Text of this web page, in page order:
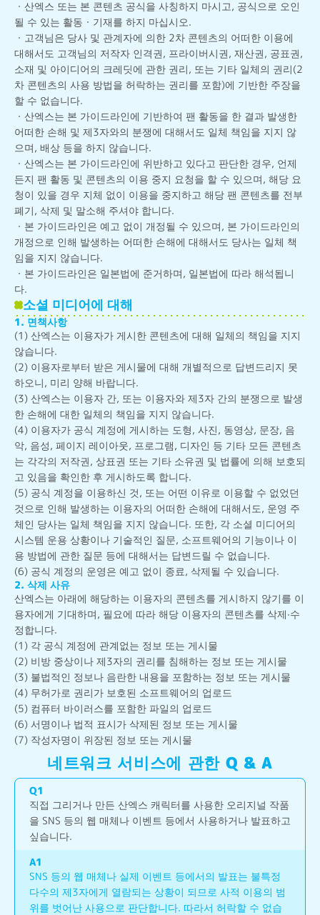
・산엑스 또는 본 콘텐츠 공식을 사칭하지 마시고, 공식으로 오인
될 수 있는 활동・기재를 하지 마십시오.
・고객님은 당사 및 관계자에 의한 2차 콘텐츠의 어떠한 이용에
대해서도 고객님의 저작자 인격권, 프라이버시권, 재산권, 공표권,
소재 및 아이디어의 크레딧에 관한 권리, 또는 기타 일체의 권리(2
차 콘텐츠의 사용 방법을 허락하는 권리를 포함)에 기반한 주장을
할 수 없습니다.
・산엑스는 본 가이드라인에 기반하여 팬 활동을 한 결과 발생한
어떠한 손해 및 제3자와의 분쟁에 대해서도 일체 책임을 지지 않
으며, 배상 등을 하지 않습니다.
・산엑스는 본 가이드라인에 위반하고 있다고 판단한 경우, 언제
든지 팬 활동 및 콘텐츠의 이용 중지 요청을 할 수 있으며, 해당 요
청이 있을 경우 지체 없이 이용을 중지하고 해당 팬 콘텐츠를 전부
폐기, 삭제 및 말소해 주셔야 합니다.
・본 가이드라인은 예고 없이 개정될 수 있으며, 본 가이드라인의
개정으로 인해 발생하는 어떠한 손해에 대해서도 당사는 일체 책
임을 지지 않습니다.
・본 가이드라인은 일본법에 준거하며, 일본법에 따라 해석됩니
다.
소셜 미디어에 대해
1. 면책사항
(1) 산엑스는 이용자가 게시한 콘텐츠에 대해 일체의 책임을 지지
않습니다.
(2) 이용자로부터 받은 게시물에 대해 개별적으로 답변드리지 못
하오니, 미리 양해 바랍니다.
(3) 산엑스는 이용자 간, 또는 이용자와 제3자 간의 분쟁으로 발생
한 손해에 대한 일체의 책임을 지지 않습니다.
(4) 이용자가 공식 계정에 게시하는 도형, 사진, 동영상, 문장, 음
악, 음성, 페이지 레이아웃, 프로그램, 디자인 등 기타 모든 콘텐츠
는 각각의 저작권, 상표권 또는 기타 소유권 및 법률에 의해 보호되
고 있음을 확인한 후 게시하도록 합니다.
(5) 공식 계정을 이용하신 것, 또는 어떤 이유로 이용할 수 없었던
것으로 인해 발생하는 이용자의 어떠한 손해에 대해서도, 운영 주
체인 당사는 일체 책임을 지지 않습니다. 또한, 각 소셜 미디어의
시스템 운용 상황이나 기술적인 질문, 소프트웨어의 기능이나 이
용 방법에 관한 질문 등에 대해서는 답변드릴 수 없습니다.
(6) 공식 계정의 운영은 예고 없이 종료, 삭제될 수 있습니다.
2. 삭제 사유
산엑스는 아래에 해당하는 이용자의 콘텐츠를 게시하지 않기를 이
용자에게 기대하며, 필요에 따라 해당 이용자의 콘텐츠를 삭제·수
정합니다.
(1) 각 공식 계정에 관계없는 정보 또는 게시물
(2) 비방 중상이나 제3자의 권리를 침해하는 정보 또는 게시물
(3) 불법적인 정보나 음란한 내용을 포함하는 정보 또는 게시물
(4) 무허가로 권리가 보호된 소프트웨어의 업로드
(5) 컴퓨터 바이러스를 포함한 파일의 업로드
(6) 서명이나 법적 표시가 삭제된 정보 또는 게시물
(7) 작성자명이 위장된 정보 또는 게시물
네트워크 서비스에 관한 Q & A
Q1
직접 그리거나 만든 산엑스 캐릭터를 사용한 오리지널 작품
을 SNS 등의 웹 매체나 이벤트 등에서 사용하거나 발표하고
싶습니다.
A1
SNS 등의 웹 매체나 실제 이벤트 등에서의 발표는 불특정
다수의 제3자에게 열람되는 상황이 되므로 사적 이용의 범
위를 벗어난 사용으로 판단합니다. 따라서 허락할 수 없습